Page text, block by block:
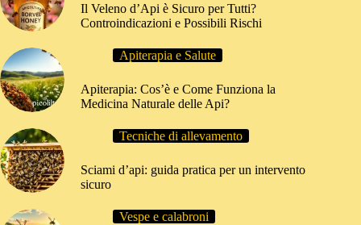
Il Veleno d’Api è Sicuro per Tutti?
Controindicazioni e Possibili Rischi
Apiterapia e Salute
Apiterapia: Cos’è e Come Funziona la
Medicina Naturale delle Api?
Tecniche di allevamento
Sciami d’api: guida pratica per un intervento
sicuro
Vespe e calabroni